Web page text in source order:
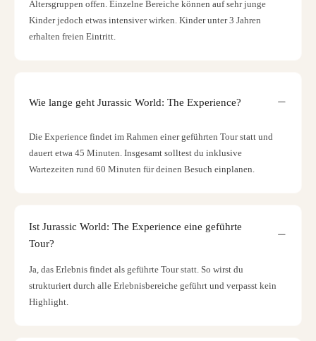
Altersgruppen offen. Einzelne Bereiche können auf sehr junge
Kinder jedoch etwas intensiver wirken. Kinder unter 3 Jahren
erhalten freien Eintritt.
Wie lange geht Jurassic World: The Experience?
Die Experience findet im Rahmen einer geführten Tour statt und
dauert etwa 45 Minuten. Insgesamt solltest du inklusive
Wartezeiten rund 60 Minuten für deinen Besuch einplanen.
Ist Jurassic World: The Experience eine geführte
Tour?
Ja, das Erlebnis findet als geführte Tour statt. So wirst du
strukturiert durch alle Erlebnisbereiche geführt und verpasst kein
Highlight.